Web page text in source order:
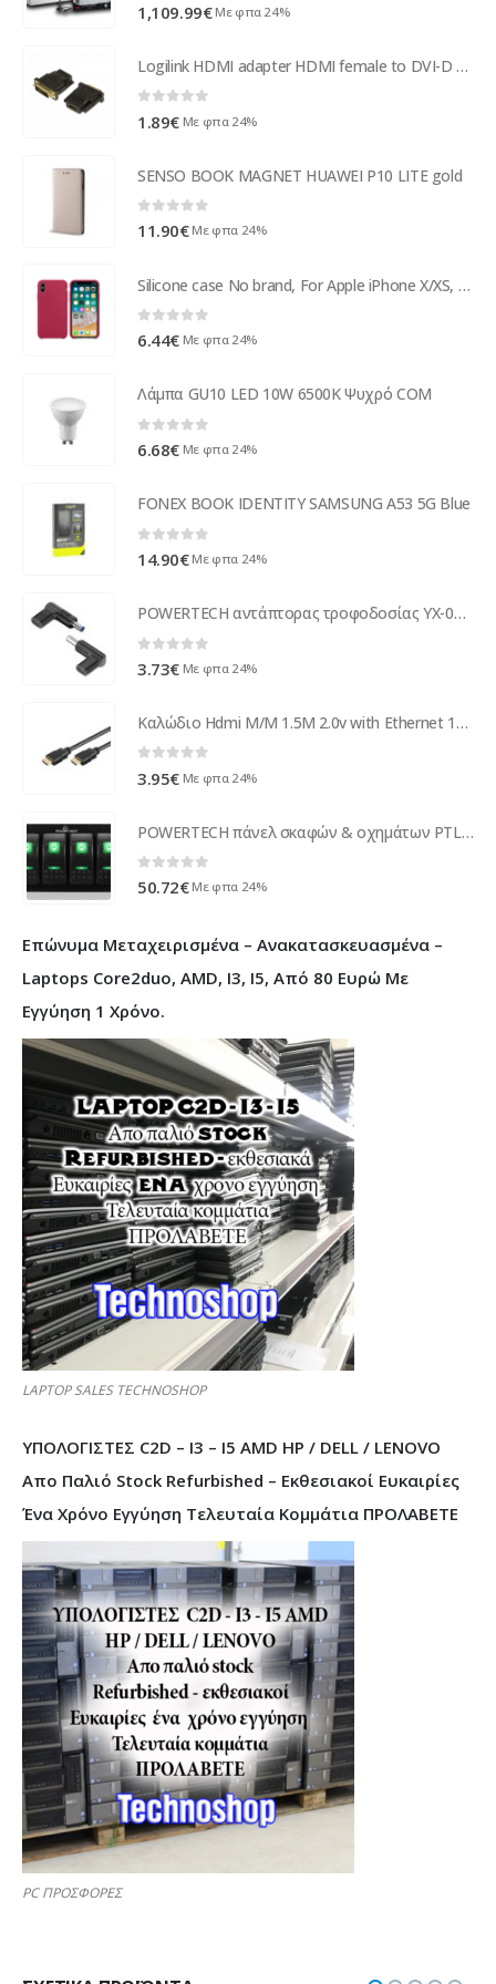
1,109.99€ Με φπα 24%
Logilink HDMI adapter HDMI female to DVI-D male (AH0001)
1.89€ Με φπα 24%
SENSO BOOK MAGNET HUAWEI P10 LITE gold
0 out of 5
11.90€ Με φπα 24%
Silicone case No brand, For Apple iPhone X/XS, Soft touch, Pink - 51649
0out of 5
6.44€ Με φπα 24%
Λάμπα GU10 LED 10W 6500K Ψυχρό COM
0out of 5
6.68€ Με φπα 24%
FONEX BOOK IDENTITY SAMSUNG A53 5G Blue
0 out of 5
14.90€ Με φπα 24%
POWERTECH αντάπτορας τροφοδοσίας YX-09, USB-C σε HP 4.5x3mm, μαύρος
3.73€ Με φπα 24%
Καλώδιο Hdmi Μ/Μ 1.5M 2.0v with Ethernet 19p High Speed Well CABLE-HDMI/HDMI/2.0-1.5-WL ( 16853 )
3.95€ Με φπα 24%
POWERTECH πάνελ σκαφών & οχημάτων PTL-019 με 4x διακόπτες, IP65
0 out of 5
50.72€ Με φπα 24%
Επώνυμα Μεταχειρισμένα – Ανακατασκευασμένα –
Laptops Core2duo, AMD, I3, I5, Από 80 Ευρώ Με
Εγγύηση 1 Χρόνο.
LAPTOP SALES TECHNOSHOP
ΥΠΟΛΟΓΙΣΤΕΣ C2D – I3 – I5 AMD HP / DELL / LENOVO
Απο Παλιό Stock Refurbished – Εκθεσιακοί Ευκαιρίες
Ένα Χρόνο Εγγύηση Τελευταία Κομμάτια ΠΡΟΛΑΒΕΤΕ
PC ΠΡΟΣΦΟΡΕΣ